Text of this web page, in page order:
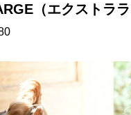
（エクストラ
ーションT